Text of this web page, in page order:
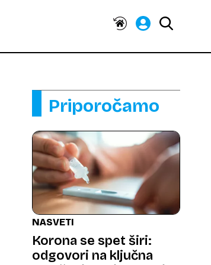
Priporočamo
NASVETI
Korona se spet širi:
odgovori na ključna